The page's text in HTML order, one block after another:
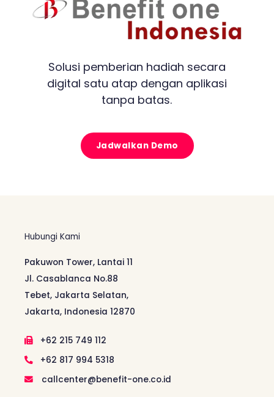
Solusi pemberian hadiah secara
digital satu atap dengan aplikasi
tanpa batas.
Jadwalkan Demo
Hubungi Kami
Pakuwon Tower, Lantai 11
Jl. Casablanca No.88
Tebet, Jakarta Selatan,
Jakarta, Indonesia 12870
+62 215 749 112
+62 817 994 5318
callcenter@benefit-one.co.id